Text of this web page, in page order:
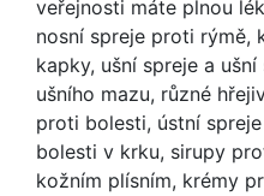
veřejnosti máte plnou
nosní spreje proti rýmě,
kapky, ušní spreje a
ušního mazu, různé
proti bolesti, ústní
bolesti v krku, sirupy
kožním plísním, krémy